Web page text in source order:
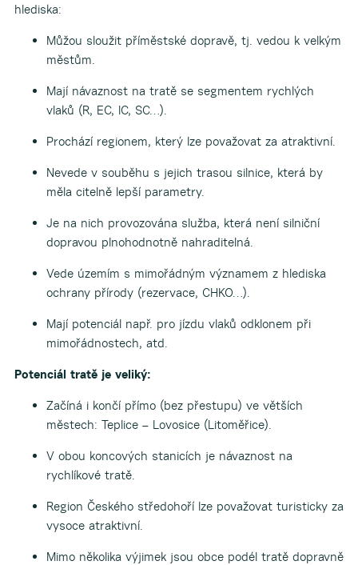
hlediska:
Můžou sloužit příměstské dopravě, tj. vedou k velkým
městům.
Mají návaznost na tratě se segmentem rychlých
vlaků (R, EC, IC, SC…).
Prochází regionem, který lze považovat za atraktivní.
Nevede v souběhu s jejich trasou silnice, která by
měla citelně lepší parametry.
Je na nich provozována služba, která není silniční
dopravou plnohodnotně nahraditelná.
Vede územím s mimořádným významem z hlediska
ochrany přírody (rezervace, CHKO…).
Mají potenciál např. pro jízdu vlaků odklonem při
mimořádnostech, atd.
Potenciál tratě je veliký:
Začíná i končí přímo (bez přestupu) ve větších
městech: Teplice – Lovosice (Litoměřice).
V obou koncových stanicích je návaznost na
rychlíkové tratě.
Region Českého středohoří lze považovat turisticky za
vysoce atraktivní.
Mimo několika výjimek jsou obce podél tratě dopravně